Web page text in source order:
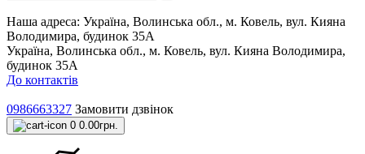
Наша адреса: Україна, Волинська обл., м. Ковель, вул. Кияна
Володимира, будинок 35А
Україна, Волинська обл., м. Ковель, вул. Кияна Володимира,
будинок 35А
До контактів
0986663327 Замовити дзвінок
0 0.00грн.